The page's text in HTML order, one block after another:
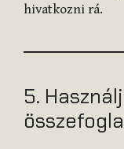
hivatkozni rá.
5.